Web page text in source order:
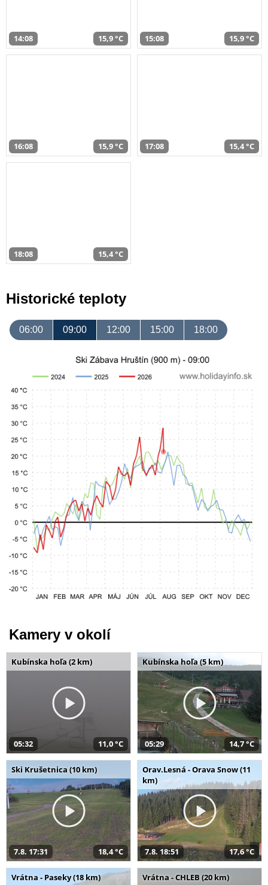
14:08 15,9 °C 15:08 15,9 °C
16:08 15,9 °C 17:08 15,4 °C
18:08 15,4 °C
Historické teploty
06:00 09:00 12:00 15:00 18:00
Kamery v okolí
Kubínska hoľa (2 km)
05:32 11,0 °C
Kubínska hoľa (5 km)
05:29 14,7 °C
Ski Krušetnica (10 km)
7.8. 17:31 18,4 °C
Orav.Lesná - Orava Snow (11
km)
7.8. 18:51 17,6 °C
Vrátna - Paseky (18 km) Vrátna - CHLEB (20 km)